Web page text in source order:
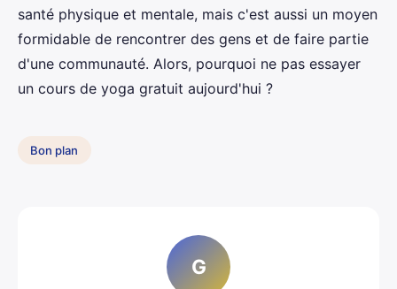
santé physique et mentale, mais c'est aussi un moyen
formidable de rencontrer des gens et de faire partie
d'une communauté. Alors, pourquoi ne pas essayer
un cours de yoga gratuit aujourd'hui ?
Bon plan
G